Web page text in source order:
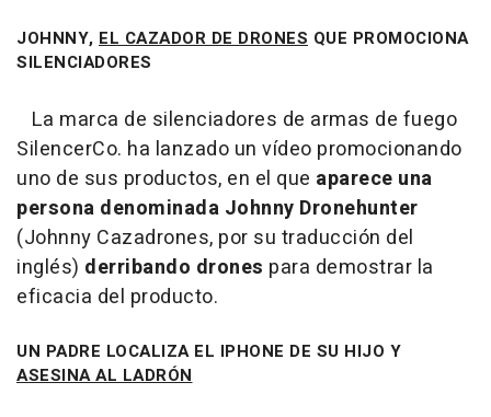
JOHNNY, EL CAZADOR DE DRONES QUE PROMOCIONA
SILENCIADORES
La marca de silenciadores de armas de fuego
SilencerCo. ha lanzado un vídeo promocionando
uno de sus productos, en el que aparece una
persona denominada Johnny Dronehunter
(Johnny Cazadrones, por su traducción del
inglés) derribando drones para demostrar la
eficacia del producto.
UN PADRE LOCALIZA EL IPHONE DE SU HIJO Y
ASESINA AL LADRÓN